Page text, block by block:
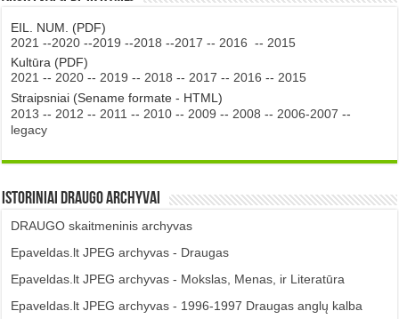
EIL. NUM. (PDF)
2021 --2020 --2019 --2018 --2017 -- 2016 -- 2015
Kultūra (PDF)
2021 -- 2020 -- 2019 -- 2018 -- 2017 -- 2016 -- 2015
Straipsniai (Sename formate - HTML)
2013 -- 2012 -- 2011 -- 2010 -- 2009 -- 2008 -- 2006-2007 --
legacy
Istoriniai DRAUGO Archyvai
DRAUGO skaitmeninis archyvas
Epaveldas.lt JPEG archyvas - Draugas
Epaveldas.lt JPEG archyvas - Mokslas, Menas, ir Literatūra
Epaveldas.lt JPEG archyvas - 1996-1997 Draugas anglų kalba